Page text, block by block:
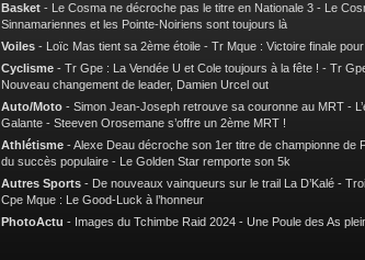
Basket - Le Cosma ne décroche pas le titre en Nationale 3 - Le
Sinnamariennes et les Pointe-Noiriens sont toujours là
Voiles - Loïc Mas tient sa 2ème étoile - Tr Mque : Victoire finale
Cyclisme - Tr Gpe : La Vendée U et Cole toujours à la fête ! - Tr
Nouveau changement de leader, Damien Urcel out
Auto/Moto - Simon Jean-Joseph retrouve sa couronne au MRT -
Galante - Steeven Orosemane s’offre un 2ème MRT !
Athlétisme -Alexe Deau décroche son 1er titre de championne de
du succès populaire - Le Golden Star remporte son 5k
Autres Sports - De nouveaux vainqueurs sur le trail La D’Kalé -
Cpe Mque : Le Good-Luck à l’honneur
PhotoActu - Images du Tchimbe Raid 2024 - Une Poule des As